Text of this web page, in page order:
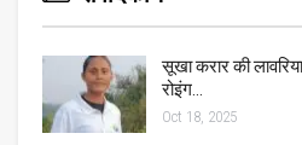
सूखा करार की
रोइंग…
Oct 18, 2025